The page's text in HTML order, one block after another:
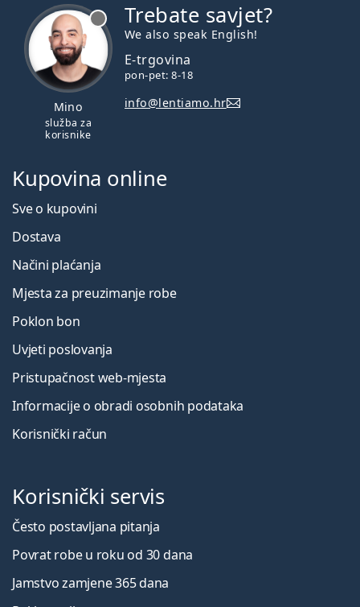
Mino
služba za
korisnike
Trebate savjet?
We also speak English!
E-trgovina
pon-pet: 8-18
info@lentiamo.hr
Kupovina online
Sve o kupovini
Dostava
Načini plaćanja
Mjesta za preuzimanje robe
Poklon bon
Uvjeti poslovanja
Pristupačnost web-mjesta
Informacije o obradi osobnih podataka
Korisnički račun
Korisnički servis
Često postavljana pitanja
Povrat robe u roku od 30 dana
Jamstvo zamjene 365 dana